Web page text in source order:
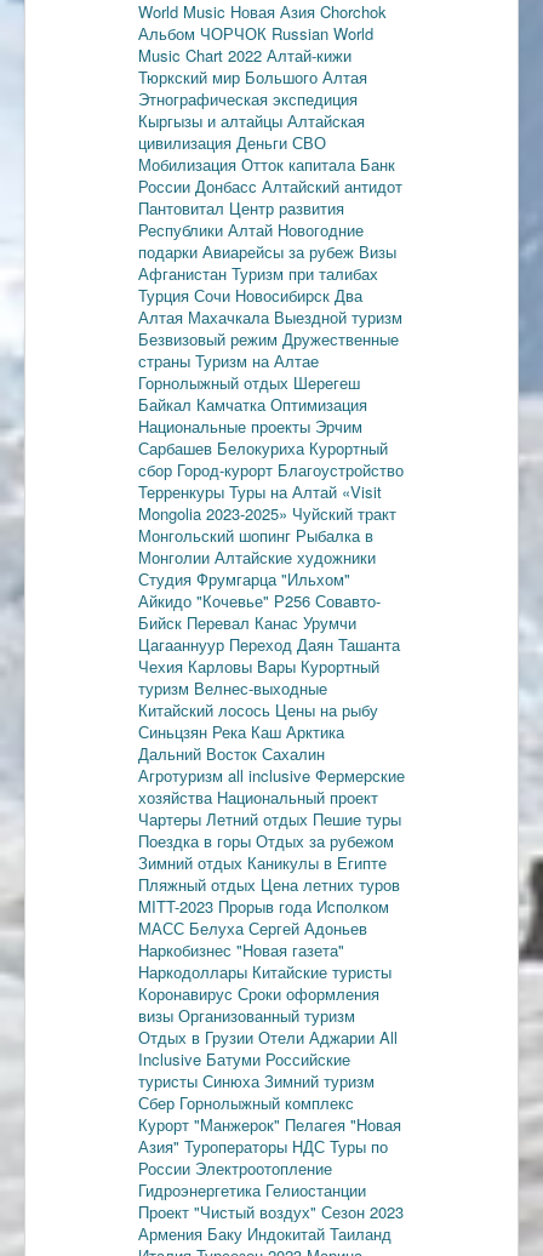
World Music Новая Азия Chorchok
Альбом ЧОРЧОК Russian World
Music Chart 2022 Алтай-кижи
Тюркский мир Большого Алтая
Этнографическая экспедиция
Кыргызы и алтайцы Алтайская
цивилизация Деньги СВО
Мобилизация Отток капитала Банк
России Донбасс Алтайский антидот
Пантовитал Центр развития
Республики Алтай Новогодние
подарки Авиарейсы за рубеж Визы
Афганистан Туризм при талибах
Турция Сочи Новосибирск Два
Алтая Махачкала Выездной туризм
Безвизовый режим Дружественные
страны Туризм на Алтае
Горнолыжный отдых Шерегеш
Байкал Камчатка Оптимизация
Национальные проекты Эрчим
Сарбашев Белокуриха Курортный
сбор Город-курорт Благоустройство
Терренкуры Туры на Алтай «Visit
Mongolia 2023-2025» Чуйский тракт
Монгольский шопинг Рыбалка в
Монголии Алтайские художники
Студия Фрумгарца "Ильхом"
Айкидо "Кочевье" Р256 Совавто-
Бийск Перевал Канас Урумчи
Цагааннуур Переход Даян Ташанта
Чехия Карловы Вары Курортный
туризм Велнес-выходные
Китайский лосось Цены на рыбу
Синьцзян Река Каш Арктика
Дальний Восток Сахалин
Агротуризм all inclusive Фермерские
хозяйства Национальный проект
Чартеры Летний отдых Пешие туры
Поездка в горы Отдых за рубежом
Зимний отдых Каникулы в Египте
Пляжный отдых Цена летних туров
MITT-2023 Прорыв года Исполком
МАСС Белуха Сергей Адоньев
Наркобизнес "Новая газета"
Наркодоллары Китайские туристы
Коронавирус Сроки оформления
визы Организованный туризм
Отдых в Грузии Отели Аджарии All
Inclusive Батуми Российские
туристы Синюха Зимний туризм
Сбер Горнолыжный комплекс
Курорт "Манжерок" Пелагея "Новая
Азия" Туроператоры НДС Туры по
России Электроотопление
Гидроэнергетика Гелиостанции
Проект "Чистый воздух" Сезон 2023
Армения Баку Индокитай Таиланд